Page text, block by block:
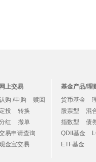
网上交易
购 /申购
赎回
定投
转换
红
撤单
易申请查询
金宝交易
基金产品/理
货币基金
股票型
混
指数型
债
QDII基金
ETF基金